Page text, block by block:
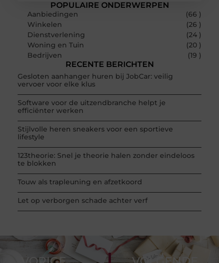
POPULAIRE ONDERWERPEN
Aanbiedingen
(66 )
Winkelen
(26 )
Dienstverlening
(24 )
Woning en Tuin
(20 )
Bedrijven
(19 )
RECENTE BERICHTEN
Gesloten aanhanger huren bij JobCar: veilig
vervoer voor elke klus
Software voor de uitzendbranche helpt je
efficiënter werken
Stijlvolle heren sneakers voor een sportieve
lifestyle
123theorie: Snel je theorie halen zonder eindeloos
te blokken
Touw als trapleuning en afzetkoord
Let op verborgen schade achter verf